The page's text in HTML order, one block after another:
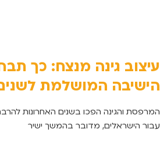
עיצוב גינה מנצח: כך
הישיבה המושלמת
המרפסת והגינה הפכו בשנים האחרונות
עבור הישראלים, מדובר בהמשך ישיר